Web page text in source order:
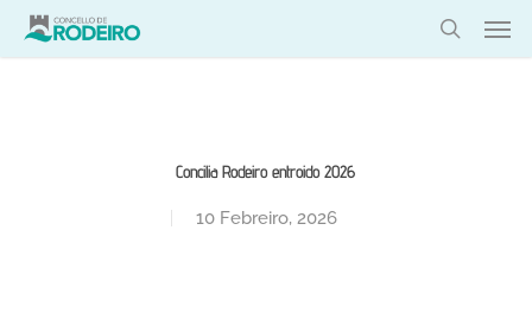
Skip
Concilia Rodeiro entroido 2026
10 Febreiro, 2026